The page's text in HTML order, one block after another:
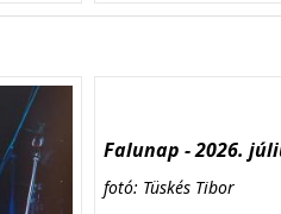
Falunap - 2026.
fotó: Tüskés Tibor